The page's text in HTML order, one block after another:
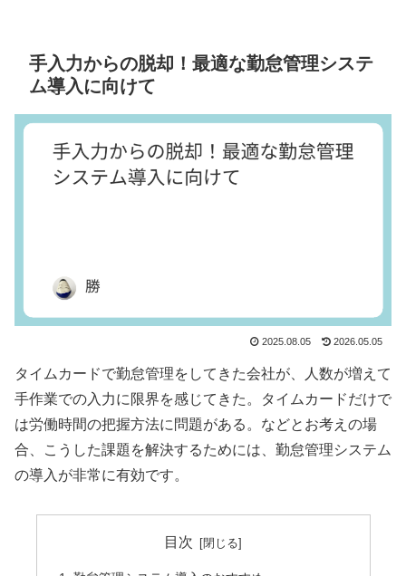
手入力からの脱却！最適な勤怠管理システ
ム導入に向けて
2025.08.05 2026.05.05
タイムカードで勤怠管理をしてきた会社が、人数が増えて
手作業での入力に限界を感じてきた。タイムカードだけで
は労働時間の把握方法に問題がある。などとお考えの場
合、こうした課題を解決するためには、勤怠管理システム
の導入が非常に有効です。
目次